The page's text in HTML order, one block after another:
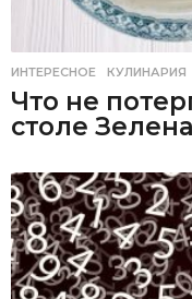
ИНТЕРЕСНОЕ ,КУЛИНАРИЯ
Что не
столе